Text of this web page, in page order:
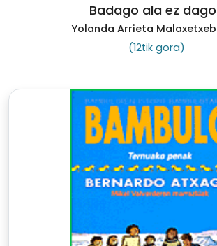
Badago ala ez
Yolanda Arrieta
(12tik gora)